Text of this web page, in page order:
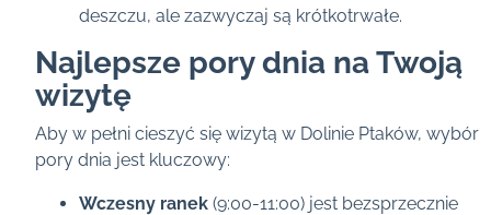
deszczu, ale zazwyczaj są krótkotrwałe.
Najlepsze pory dnia na Twoją
wizytę
Aby w pełni cieszyć się wizytą w Dolinie Ptaków, wybór
pory dnia jest kluczowy:
Wczesny ranek(9:00-11:00) jest bezsprzecznie